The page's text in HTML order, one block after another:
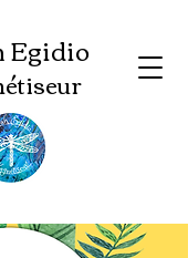
Egidio